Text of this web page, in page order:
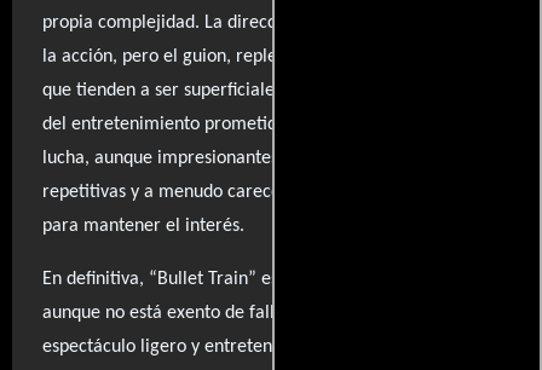
propia complejidad. La dirección de David Leitch brilla en
la acción, pero el guion, repleto de personajes y diálogos
que tienden a ser superficiales, puede desviar la atención
del entretenimiento prometido. Las coreografías de
lucha, aunque impresionantes al principio, se vuelven
repetitivas y a menudo carecen del ingenio necesario
para mantener el interés.
En definitiva, “Bullet Train” es un viaje divertido que,
aunque no está exento de fallos, logra ofrecer un
espectáculo ligero y entretenido, ideal para quienes